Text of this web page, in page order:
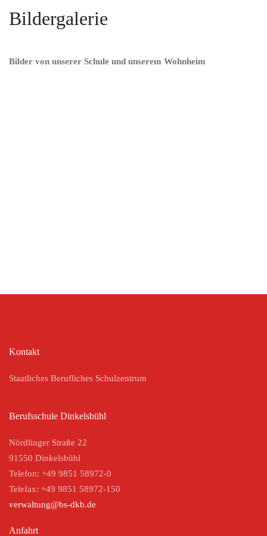
Bildergalerie
Bilder von unserer Schule und unserem Wohnheim
Kontakt
Staatliches Berufliches Schulzentrum
Berufsschule Dinkelsbühl
Nördlinger Straße 22
91550 Dinkelsbühl
Telefon: +49 9851 58972-0
Telefax: +49 9851 58972-150
verwaltung@bs-dkb.de
Anfahrt